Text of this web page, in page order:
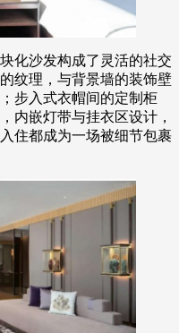
化沙发构成了灵活的社交
纹理，与背景墙的装饰壁
步入式衣帽间的定制柜
内嵌灯带与挂衣区设计，
住都成为一场被细节包裹